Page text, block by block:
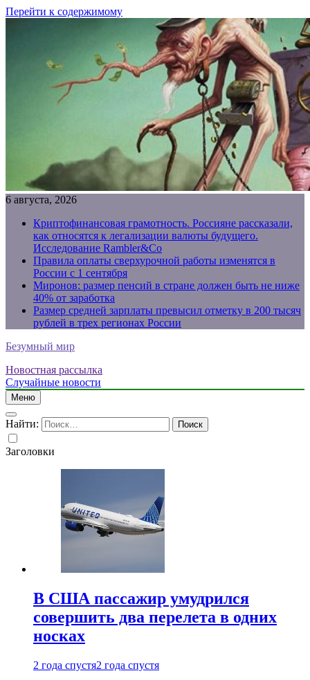
Перейти к содержимому
6 августа, 2026
Криптофинансовая грамотность. Россияне рассказали,
как относятся к легализации валюты будущего.
Исследование Rambler&Co
Правила оплаты сверхурочной работы изменятся в
России с 1 сентября
Миронов: размер пенсий в стране должен быть не ниже
40% от заработка
Размер средней зарплаты превысил отметку в 200 тысяч
рублей в трех регионах России
Безумный мир
Новостная рассылка
Случайные новости
Меню
Найти:
Заголовки
В США пассажир умудрился
совершить два перелета в одних
носках
2 года спустя2 года спустя